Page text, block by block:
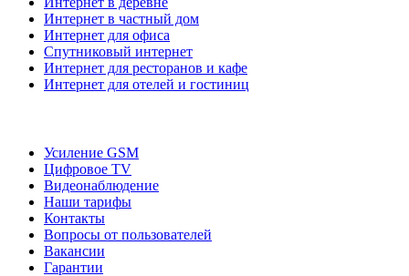
Интернет в частный дом
Интернет для офиса
Спутниковый интернет
Интернет для ресторанов и кафе
Интернет для отелей и гостиниц
Усиление GSM
Цифровое TV
Видеонаблюдение
Наши тарифы
Контакты
Вопросы от пользователей
Вакансии
Гарантии